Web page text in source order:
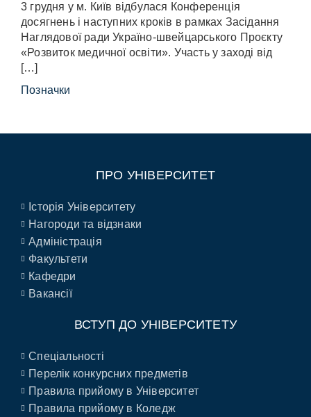
3 грудня у м. Київ відбулася Конференція
досягнень і наступних кроків в рамках Засідання
Наглядової ради Україно-швейцарського Проєкту
«Розвиток медичної освіти». Участь у заході від
[…]
Позначки
ПРО УНІВЕРСИТЕТ
Історія Університету
Нагороди та відзнаки
Адміністрація
Факультети
Кафедри
Вакансії
ВСТУП ДО УНІВЕРСИТЕТУ
Спеціальності
Перелік конкурсних предметів
Правила прийому в Університет
Правила прийому в Коледж